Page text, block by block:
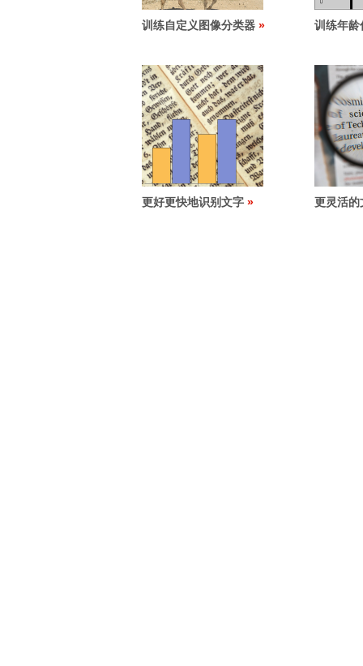
训练自定义图像分类器 训练年龄
更好更快地识别文字 更灵活的